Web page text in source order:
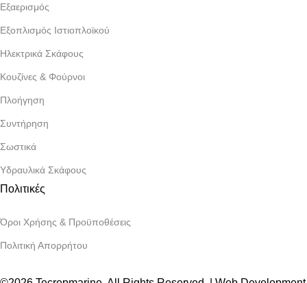
Εξαερισμός
Εξοπλισμός Ιστιοπλοϊκού
Ηλεκτρικά Σκάφους
Κουζίνες & Φούρνοι
Πλοήγηση
Συντήρηση
Σωστικά
Υδραυλικά Σκάφους
Πολιτικές
Όροι Χρήσης & Προϋποθέσεις
Πολιτική Απορρήτου